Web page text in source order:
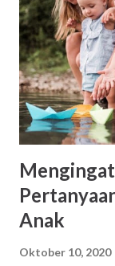
Guru PAUD,
berbentuk; (1)
usul terjadinya
sejarah) (4)
disampaikan
Panjang naskah
Anak
Oktober 10, 2020